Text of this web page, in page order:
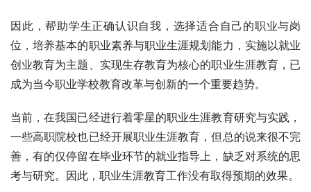
因此，帮助学生正确认识自我，选择适合自己的职业与岗
位，培养基本的职业素养与职业生涯规划能力，实施以就业
创业教育为主题、实现生存教育为核心的职业生涯教育，已
成为当今职业学校教育改革与创新的一个重要趋势。
当前，在我国已经进行着零星的职业生涯教育研究与实践，
一些高职院校也已经开展职业生涯教育，但总的说来很不完
善，有的仅停留在毕业环节的就业指导上，缺乏对系统的思
考与研究。因此，职业生涯教育工作没有取得预期的效果。